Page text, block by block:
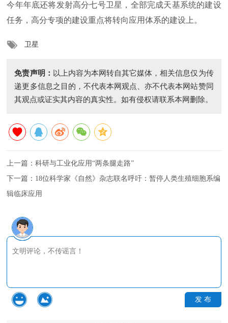
今年年底还将发射高分七号卫星，全部完成天基系统的建设
任务，高分专项的建设重点将转向应用体系的建设上。
卫星
免责声明： 以上内容为本网转自其它媒体，相关信息仅为传
递更多信息之目的，不代表本网观点、亦不代表本网站赞同
其观点或证实其内容的真实性。如有侵权请联系本网删除。
上一篇：科研与工业化应用“两条腿走路”
下一篇： 18位科学家《自然》杂志联名呼吁：暂停人类生殖细胞系编
辑临床应用
发 布